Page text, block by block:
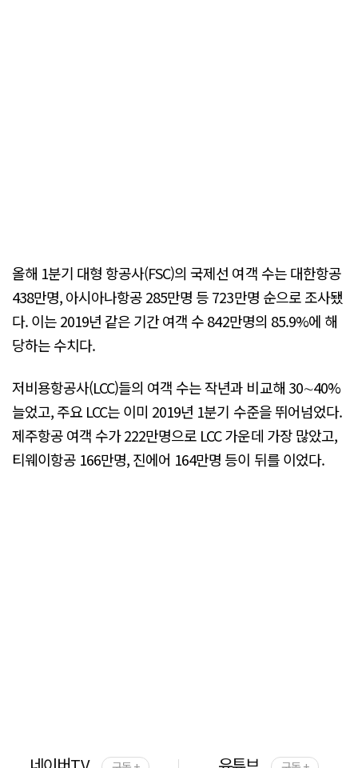
올해 1분기 대형 항공사(FSC)의 국제선 여객 수는 대한항공
438만명, 아시아나항공 285만명 등 723만명 순으로 조사됐
다. 이는 2019년 같은 기간 여객 수 842만명의 85.9%에 해
당하는 수치다.
저비용항공사(LCC)들의 여객 수는 작년과 비교해 30∼40%
늘었고, 주요 LCC는 이미 2019년 1분기 수준을 뛰어넘었다.
제주항공 여객 수가 222만명으로 LCC 가운데 가장 많았고,
티웨이항공 166만명, 진에어 164만명 등이 뒤를 이었다.